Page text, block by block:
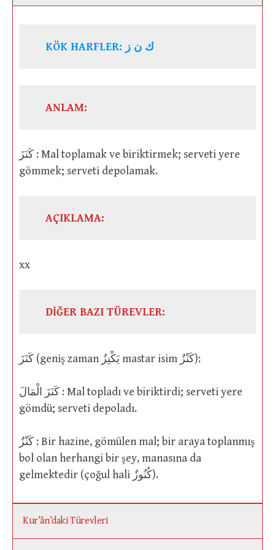
KÖK HARFLER: ك ن ز
ANLAM:
كَنَزَ : Mal toplamak ve biriktirmek; serveti yere
gömmek; serveti depolamak.
AÇIKLAMA:
xx
DİĞER BAZI TÜREVLER:
كَنَزَ (geniş zaman يَكْنِزُ mastar isim كَنْزٌ):
كَنَزَ الْمَالَ : Mal topladı ve biriktirdi; serveti yere
gömdü; serveti depoladı.
كَنْزٌ : Bir hazine, gömülen mal; bir araya toplanmış
bol olan herhangi bir şey, manasına da
gelmektedir (çoğul hali كُنُوزٌ).
Kur’ân’daki Türevleri